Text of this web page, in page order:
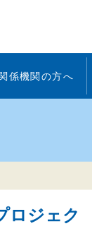
係機関の方へ
ロジェク